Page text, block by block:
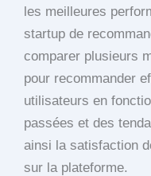
les meilleures
startup de
comparer plusieurs
pour recommander
utilisateurs en
passées et des
ainsi la satisfaction
sur la plateforme.